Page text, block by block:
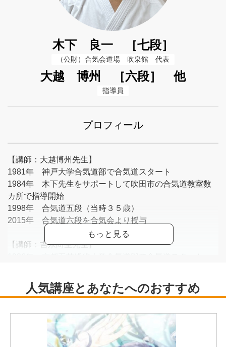
木下 良一 ［七段］
（公財）合気会道場　吹泉館　代表
大越 博州 ［六段］ 他
指導員
プロフィール
【講師：大越博州先生】
1981年 神戸大学合気道部で合気道スタート
1984年 木下先生をサポートして吹田市の合気道教室数
カ所で指導開始
1998年 合気道五段（当時３５歳）
2015年 合気道六段を合気会より授与
【講師：吉永尚生先生】
2024年 合気道五段を合気会より授与
吹泉館の館長として、吹田を拠点に宮崎やアメリカにも支
部道場を持ち、毎年主催講師の国際合気道講習大会には、
国内外各地から多くの受講生が参加する世界的な師範（合